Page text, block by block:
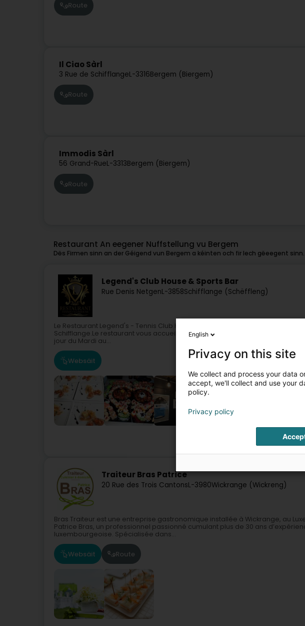
Route
Il Ciao Sàrl
3 Rue de SchifflangeL-3316Bergem (Biergem)
Route
Immodis Sàrl
56 Grand-RueL-3313Bergem (Biergem)
Route
Restaurant An eegener Nuffstellung vu Bergem
Dës Firmen sinn an der Géigend vun Bergem a kéinten och fir Iech gëeegent sinn.
Legend's Club House & Sports Bar
Rue Denis NetgenL-3858Schifflange (Schëffleng)
Le Restaurant Legend's - Tennis Club House a ouvert ses portes le 01
Schifflange.Le restaurant vous accueille dans une ambiance conviviale et
jour du Mardi au...
Websäit
Traiteur Bras Patrice
20 Rue des Trois CantonsL-3980Wickrange (Wickreng)
Bras Traiteur est une entreprise gastronomique installée à Wickrange, au
Patrice Bras, un professionnel passionné cumulant plus de 30 ans
luxembourgeoise. Spécialisée dans...
Websäit Route
English
Privacy on this site
We collect and process your data
accept, we'll collect and use your
policy.
Privacy policy